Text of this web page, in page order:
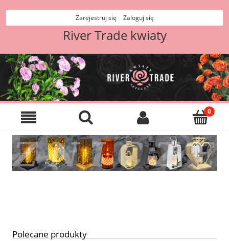
Zarejestruj się Zaloguj się
River Trade kwiaty
Polecane produkty